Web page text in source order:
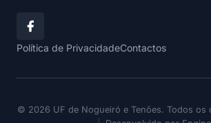
Política de PrivacidadeContactos
© 2026 UF de Nogueiró e Tenões. Todos os